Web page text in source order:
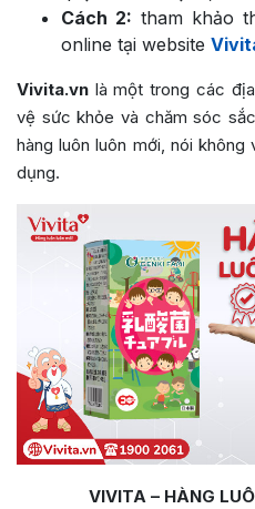
Cách 2: tham khảo
online tại website
Vivita.vn là một trong các
vệ sức khỏe và chăm sóc
hàng luôn luôn mới, nói
dụng.
VIVITA – HÀNG